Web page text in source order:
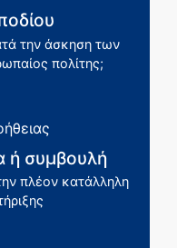
την άσκηση των
πολίτης;
ή συμβουλή
πλέον κατάλληλη